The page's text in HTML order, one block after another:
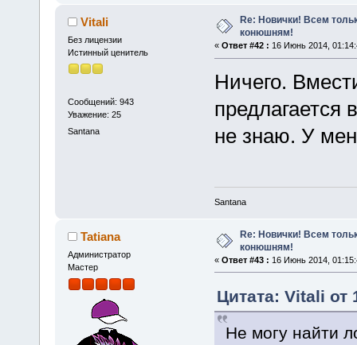
Vitali
Без лицензии
Истинный ценитель
Сообщений: 943
Уважение: 25
Santana
Re: Новички! Всем
конюшням!
« Ответ #42 : 16 Июнь 2014,
Ничего.
предлагается
не знаю. У
Santana
Tatiana
Администратор
Мастер
Re: Новички! Всем
конюшням!
« Ответ #43 : 16 Июнь 2014,
Цитата: Vitali от
Не могу найти